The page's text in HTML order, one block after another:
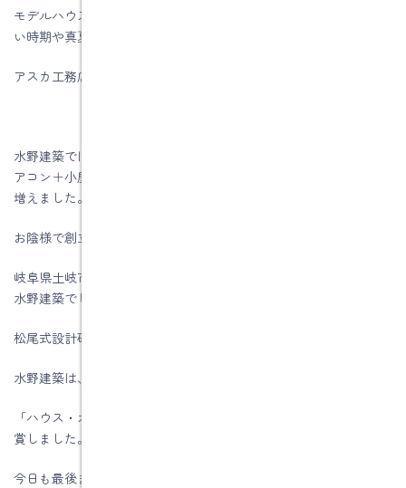
モデルハウスとして5年間くらい使用されるそうなので、真冬の寒
い時期や真夏の暑い時期に見学させてもらえそうです。
アスカ工務店様、有難うございました
水野建築では全館空調の提案としては、松尾和也先生の「床下エ
アコン＋小屋裏エアコン」のシステムでしたが、一つ引き出しが
増えました。
お陰様で創立５8周年を迎える事が出来ました。
岐阜県土岐市、注文住宅＆省エネ・快適・健康リフォーム工事の
水野建築でした。
松尾式設計研修プログラム受講して実践しています。
水野建築は、ZEHビルダー★★★★(四つ星)です
「ハウス・オブ・ザ・イヤー・イン・エナジー2019」優秀賞を受
賞しました。
今日も最後までお読みいただき、ありがとうございます♪